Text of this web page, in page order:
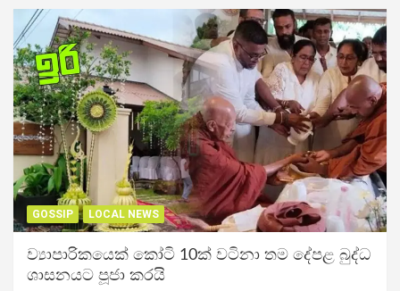
GOSSIP LOCAL NEWS
ව්‍යාපාරිකයෙක් කෝටි 10ක් වටිනා තම දේපළ බුද්ධ
ශාසනයට පූජා කරයි